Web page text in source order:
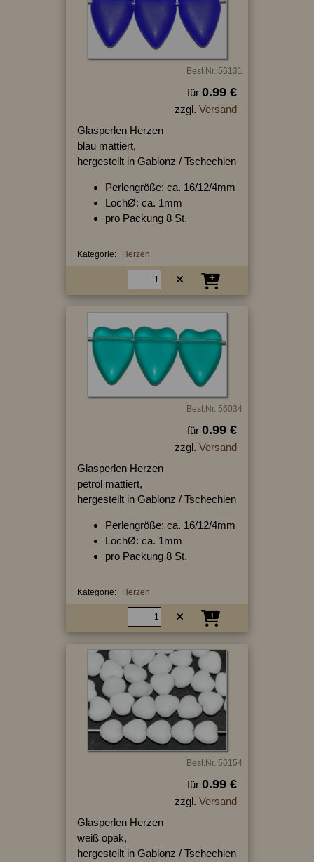
Best.Nr.:56131
für 0.99 €
zzgl. Versand
Glasperlen Herzen
blau mattiert,
hergestellt in Gablonz / Tschechien
Perlengröße: ca. 16/12/4mm
LochØ: ca. 1mm
pro Packung 8 St.
Kategorie: Herzen
Best.Nr.:56034
für 0.99 €
zzgl. Versand
Glasperlen Herzen
petrol mattiert,
hergestellt in Gablonz / Tschechien
Perlengröße: ca. 16/12/4mm
LochØ: ca. 1mm
pro Packung 8 St.
Kategorie: Herzen
Best.Nr.:56154
für 0.99 €
zzgl. Versand
Glasperlen Herzen
weiß opak,
hergestellt in Gablonz / Tschechien